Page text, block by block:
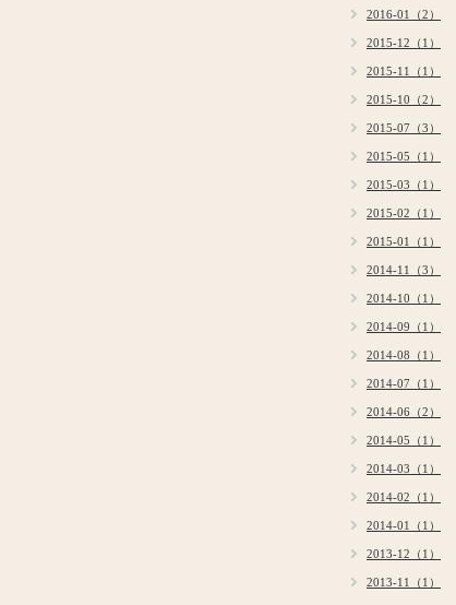
2016-01（2）
2015-12（1）
2015-11（1）
2015-10（2）
2015-07（3）
2015-05（1）
2015-03（1）
2015-02（1）
2015-01（1）
2014-11（3）
2014-10（1）
2014-09（1）
2014-08（1）
2014-07（1）
2014-06（2）
2014-05（1）
2014-03（1）
2014-02（1）
2014-01（1）
2013-12（1）
2013-11（1）